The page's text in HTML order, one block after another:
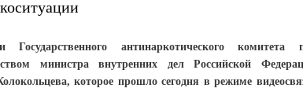
Государственного антинаркотического комитета
министра внутренних дел Российской
которое прошло сегодня в режиме